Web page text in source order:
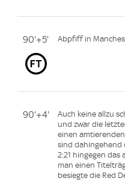
90'+5' Abpfiff in
90'+4'
Auch keine allzu
und zwar die
einen
sind dahingehend
2:21 hingegen das
man einen
besiegte die Red